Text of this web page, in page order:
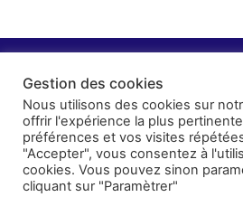
Gestion des cookies
Nous utilisons des cookies sur
offrir l'expérience la plus
préférences et vos visites
"Accepter", vous consentez à
cookies. Vous pouvez sinon
cliquant sur "Paramètrer"